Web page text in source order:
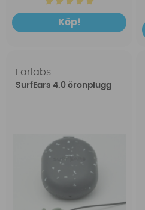
Köp!
Earlabs
SurfEars 4.0 öronplugg